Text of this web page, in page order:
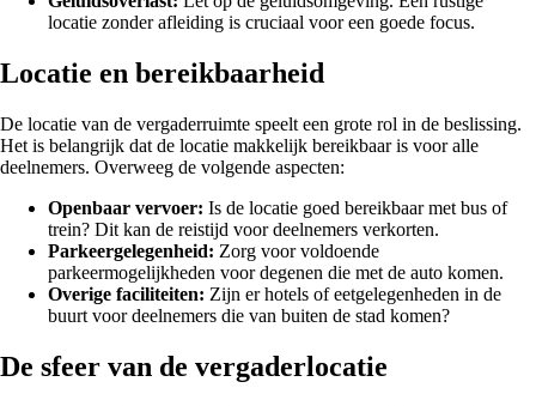
locatie zonder afleiding is cruciaal voor een goede focus.
Locatie en bereikbaarheid
De locatie van de vergaderruimte speelt een grote rol in de beslissing.
Het is belangrijk dat de locatie makkelijk bereikbaar is voor alle
deelnemers. Overweeg de volgende aspecten:
Openbaar vervoer: Is de locatie goed bereikbaar met bus of
trein? Dit kan de reistijd voor deelnemers verkorten.
Parkeergelegenheid: Zorg voor voldoende
parkeermogelijkheden voor degenen die met de auto komen.
Overige faciliteiten: Zijn er hotels of eetgelegenheden in de
buurt voor deelnemers die van buiten de stad komen?
De sfeer van de vergaderlocatie